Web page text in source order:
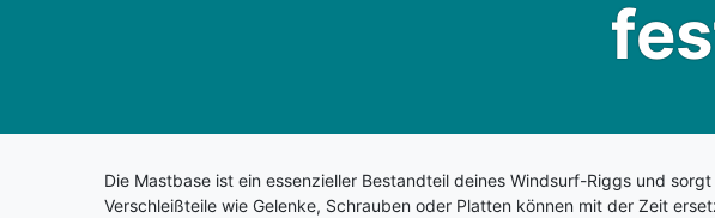
Die Mastbase ist ein essenzieller Bestandteil deines Windsurf-Riggs und
Verschleißteile wie Gelenke, Schrauben oder Platten können mit der Zeit